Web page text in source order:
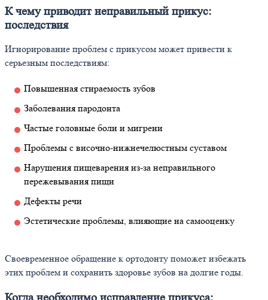
К чему приводит неправильный прикус:
последствия
Игнорирование проблем с прикусом может привести к
серьезным последствиям:
Повышенная стираемость зубов
Заболевания пародонта
Частые головные боли и мигрени
Проблемы с височно-нижнечелюстным суставом
Нарушения пищеварения из-за неправильного
пережевывания пищи
Дефекты речи
Эстетические проблемы, влияющие на самооценку
Своевременное обращение к ортодонту поможет избежать
этих проблем и сохранить здоровье зубов на долгие годы.